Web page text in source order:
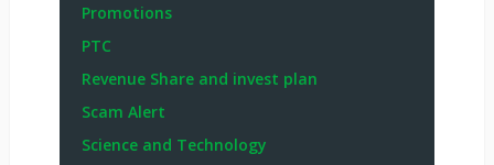
Promotions
PTC
Revenue Share and invest plan
Scam Alert
Science and Technology